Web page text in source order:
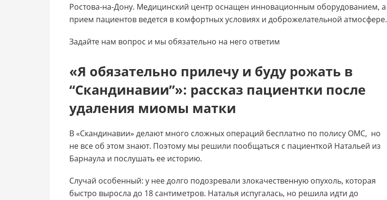
Ростова-на-Дону. Медицинский центр оснащен инновационным оборудованием, а
прием пациентов ведется в комфортных условиях и доброжелательной атмосфере.
Задайте нам вопрос и мы обязательно на него ответим
«Я обязательно прилечу и буду рожать в
“Скандинавии”»: рассказ пациентки после
удаления миомы матки
В «Скандинавии» делают много сложных операций бесплатно по полису ОМС, но
не все об этом знают. Поэтому мы решили пообщаться с пациенткой Натальей из
Барнаула и послушать ее историю.
Случай особенный: у нее долго подозревали злокачественную опухоль, которая
быстро выросла до 18 сантиметров. Наталья испугалась, но решила идти до